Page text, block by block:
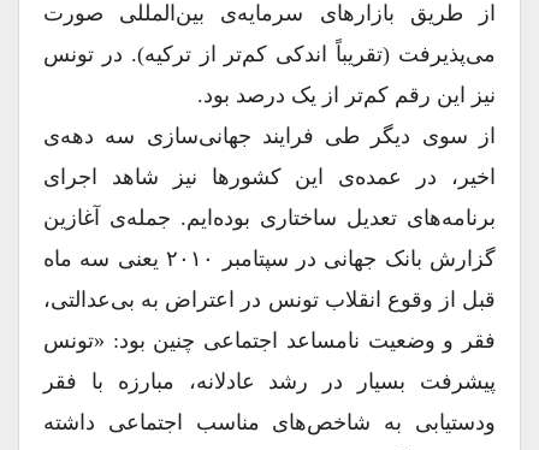
از طریق بازارهای سرمایه‌ی بین‌المللی صورت
می‌پذیرفت (تقریباً اندکی کم‌تر از ترکیه). در تونس
نیز این رقم کم‌تر از یک درصد بود.
از سوی دیگر طی فرایند جهانی‌سازی سه دهه‌ی
اخیر، در عمده‌ی این کشورها نیز شاهد اجرای
برنامه‌های تعدیل ساختاری بوده‌ایم. جمله‌ی آغازین
گزارش بانک جهانی در سپتامبر ۲۰۱۰ یعنی سه ماه
قبل از وقوع انقلاب تونس در اعتراض به بی‌عدالتی،
فقر و وضعیت نامساعد اجتماعی چنین بود: «تونس
پیشرفت بسیار در رشد عادلانه، مبارزه با فقر
ودستیابی به شاخص‌های مناسب اجتماعی داشته